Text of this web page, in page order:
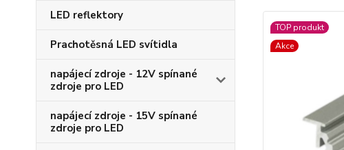
LED reflektory
Prachotěsná LED svítidla
napájecí zdroje - 12V spínané
zdroje pro LED
napájecí zdroje - 15V spínané
zdroje pro LED
TOP produkt
Akce